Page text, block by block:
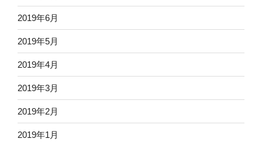
2019年6月
2019年5月
2019年4月
2019年3月
2019年2月
2019年1月